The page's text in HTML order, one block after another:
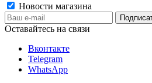
Новости магазина
Оставайтесь на связи
Вконтакте
Telegram
WhatsApp